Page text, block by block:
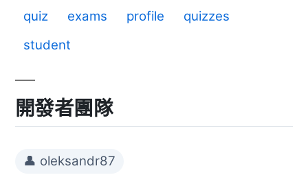
quiz exams profile
quizzes
student
開發者團隊
👤 oleksandr87